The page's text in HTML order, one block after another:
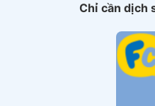
Chỉ cần dịch